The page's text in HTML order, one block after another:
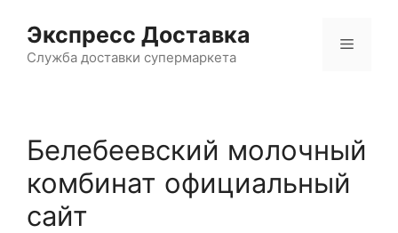
содержимому
Экспресс Доставка
Служба доставки супермаркета
Меню
Белебеевский молочный
комбинат официальный
сайт